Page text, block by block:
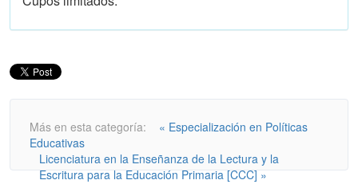
Más en esta categoría:
« Especialización en Políticas
Educativas
Licenciatura en la Enseñanza de la Lectura y la
Escritura para la Educación Primaria [CCC] »